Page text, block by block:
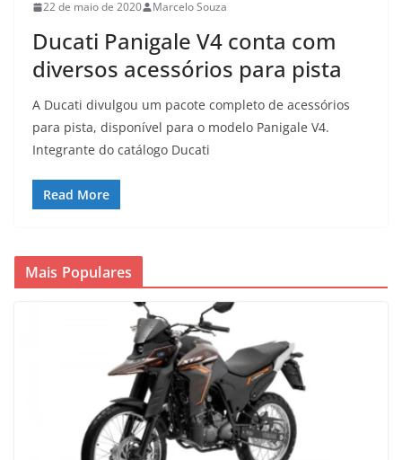
22 de maio de 2020 Marcelo Souza
Ducati Panigale V4 conta com
diversos acessórios para pista
A Ducati divulgou um pacote completo de acessórios
para pista, disponível para o modelo Panigale V4.
Integrante do catálogo Ducati
Read More
Mais Populares